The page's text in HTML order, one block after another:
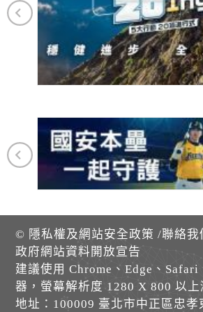
© 隱私權及網站安全政策 /聯絡我
政府網站資料開放宣告
建議使用 Chrome、Edge、
器，螢幕解析度 1280 X 800 以上
地址：100009 臺北市中正區忠